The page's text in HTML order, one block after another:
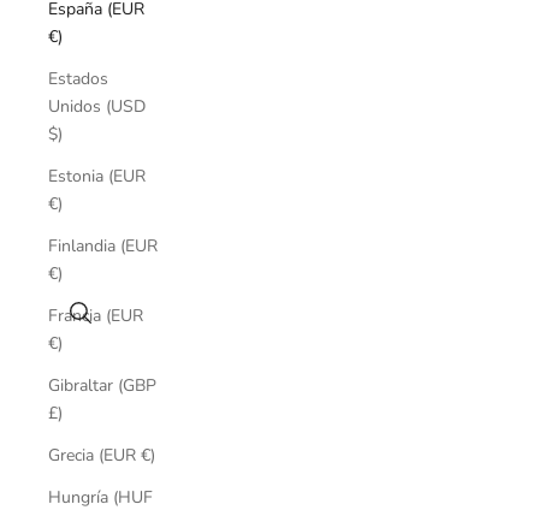
Buscar
España (EUR
€)
Estados
Unidos (USD
$)
Estonia (EUR
€)
Finlandia (EUR
€)
Francia (EUR
€)
Gibraltar (GBP
£)
Grecia (EUR €)
Hungría (HUF